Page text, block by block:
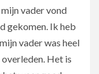
vader vond
gekomen. Ik heb
vader was heel
Het is